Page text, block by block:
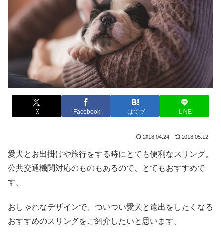
X Facebook はてブ LINE
2018.04.24 2018.05.12
愛犬とお出掛けや旅行をする時にとても便利なスリング。
公共交通機関対応のものもあるので、とてもおすすめで
す。
おしゃれなデザインで、ついつい愛犬と遠出をしたくなる
おすすめのスリングをご紹介したいと思います。